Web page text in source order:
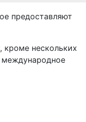
предоставляют
кроме нескольких
международное